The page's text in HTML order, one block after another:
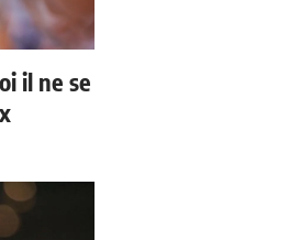
il ne se